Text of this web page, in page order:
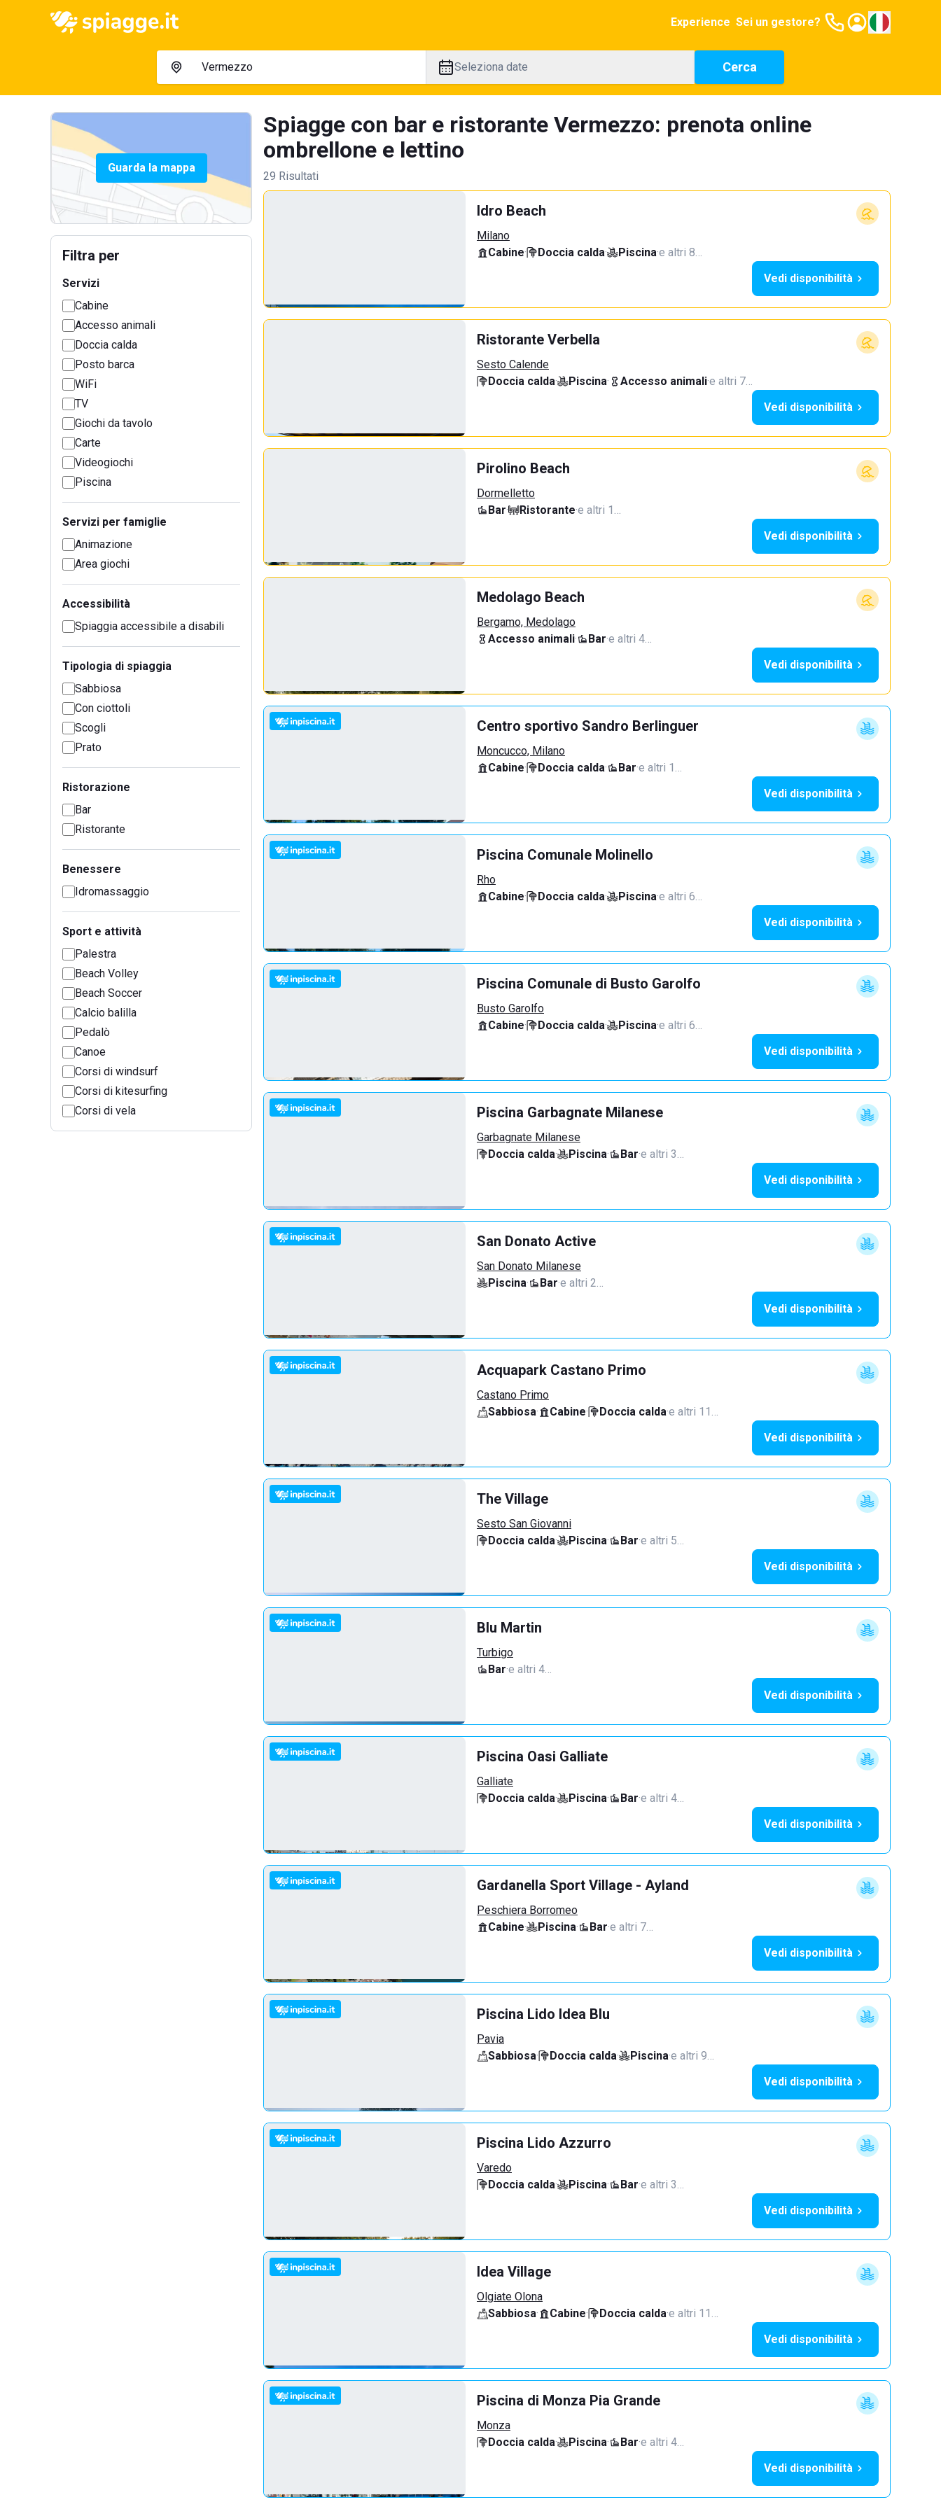
Experience Sei un gestore?
Seleziona date Cerca
Guarda la mappa
Filtra per
Servizi
Cabine
Accesso animali
Doccia calda
Posto barca
WiFi
TV
Giochi da tavolo
Carte
Videogiochi
Piscina
Servizi per famiglie
Animazione
Area giochi
Accessibilità
Spiaggia accessibile a disabili
Tipologia di spiaggia
Sabbiosa
Con ciottoli
Scogli
Prato
Ristorazione
Bar
Ristorante
Benessere
Idromassaggio
Sport e attività
Palestra
Beach Volley
Beach Soccer
Calcio balilla
Pedalò
Canoe
Corsi di windsurf
Corsi di kitesurfing
Corsi di vela
Spiagge con bar e ristorante Vermezzo: prenota online
ombrellone e lettino
29 Risultati
Idro Beach
Milano
Cabine· Doccia calda· Piscina·e altri 8…
Vedi disponibilità
Ristorante Verbella
Sesto Calende
Doccia calda· Piscina· Accesso animali·e altri 7…
Vedi disponibilità
Pirolino Beach
Dormelletto
Bar· Ristorante·e altri 1…
Vedi disponibilità
Medolago Beach
Bergamo, Medolago
Accesso animali· Bar·e altri 4…
Vedi disponibilità
Centro sportivo Sandro Berlinguer
Moncucco, Milano
Cabine· Doccia calda· Bar·e altri 1…
Vedi disponibilità
Piscina Comunale Molinello
Rho
Cabine· Doccia calda· Piscina·e altri 6…
Vedi disponibilità
Piscina Comunale di Busto Garolfo
Busto Garolfo
Cabine· Doccia calda· Piscina·e altri 6…
Vedi disponibilità
Piscina Garbagnate Milanese
Garbagnate Milanese
Doccia calda· Piscina· Bar·e altri 3…
Vedi disponibilità
San Donato Active
San Donato Milanese
Piscina· Bar·e altri 2…
Vedi disponibilità
Acquapark Castano Primo
Castano Primo
Sabbiosa· Cabine· Doccia calda·e altri 11…
Vedi disponibilità
The Village
Sesto San Giovanni
Doccia calda· Piscina· Bar·e altri 5…
Vedi disponibilità
Blu Martin
Turbigo
Bar·e altri 4…
Vedi disponibilità
Piscina Oasi Galliate
Galliate
Doccia calda· Piscina· Bar·e altri 4…
Vedi disponibilità
Gardanella Sport Village - Ayland
Peschiera Borromeo
Cabine· Piscina· Bar·e altri 7…
Vedi disponibilità
Piscina Lido Idea Blu
Pavia
Sabbiosa· Doccia calda· Piscina·e altri 9…
Vedi disponibilità
Piscina Lido Azzurro
Varedo
Doccia calda· Piscina· Bar·e altri 3…
Vedi disponibilità
Idea Village
Olgiate Olona
Sabbiosa· Cabine· Doccia calda·e altri 11…
Vedi disponibilità
Piscina di Monza Pia Grande
Monza
Doccia calda· Piscina· Bar·e altri 4…
Vedi disponibilità